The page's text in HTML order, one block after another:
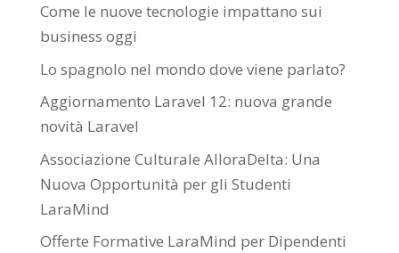
Come le nuove tecnologie impattano sui
business oggi
Lo spagnolo nel mondo dove viene parlato?
Aggiornamento Laravel 12: nuova grande
novità Laravel
Associazione Culturale AlloraDelta: Una
Nuova Opportunità per gli Studenti
LaraMind
Offerte Formative LaraMind per Dipendenti